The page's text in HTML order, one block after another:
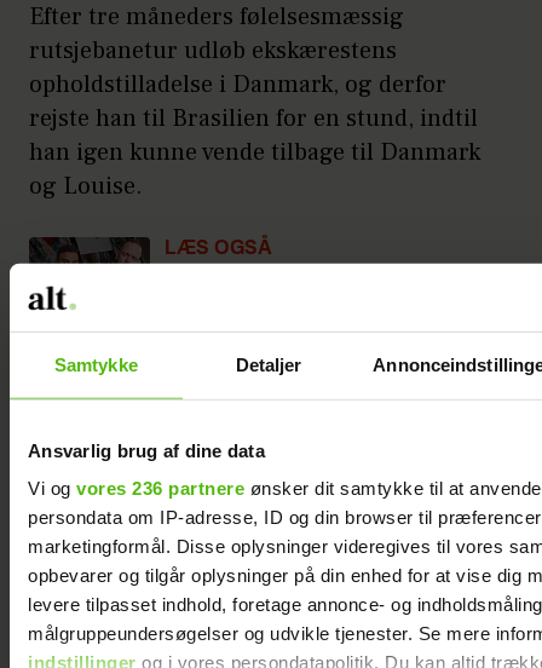
Samtykke Detaljer
Ansvarlig brug af dine data
Vi og vores 236 partnere ønsker dit samtykke til at
persondata om IP-adresse, ID og din browser til
marketingformål. Disse oplysninger videregives til vores
opbevarer og tilgår oplysninger på din enhed for at vise dig
levere tilpasset indhold, foretage annonce- og
målgruppeundersøgelser og udvikle tjenester. Se mere
indstillinger og i vores persondatapolitik. Du kan altid
Efter tre måneders følelsesmæssig
rutsjebanetur udløb ekskærestens
opholdstilladelse i Danmark, og derfor
rejste han til Brasilien for en stund, indtil
han igen kunne vende tilbage til Danmark
og Louise.
LÆS OGSÅ
bedste venner mod alle odds
Det svære farvel
Efter ekskæresten var rejst, tabte Louise
sig 10 kilo. På grund af de tre måneders
ubearbejdede følelser, der nu væltede ind
over hende, var hendes krop helt udmattet,
og hun befandt sig rent mentalt i et mørkt
hul.